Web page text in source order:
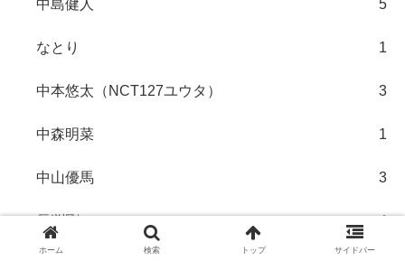
中島健人 5
なとり 1
中本悠太（NCT127ユウタ） 3
中森明菜 1
中山優馬 3
長渕剛 4
ホーム 検索 トップ サイドバー